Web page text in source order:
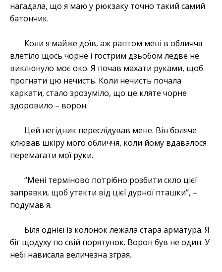
нагадала, що я маю у рюкзаку точно такий самий
батончик.
Коли я майже доїв, аж раптом мені в обличчя
влетіло щось чорне і гострим дзьобом ледве не
виклюнуло моє око. Я почав махати руками, щоб
прогнати цю нечисть. Коли нечисть почала
каркати, стало зрозуміло, що це кляте чорне
здоровило – ворон.
Цей негідник переслідував мене. Він боляче
клював шкіру мого обличчя, коли йому вдавалося
перемагати мої руки.
“Мені терміново потрібно розбити скло цієї
заправки, щоб утекти від цієї дурної пташки”, –
подумав я.
Біля однієї із колонок лежала стара арматура. Я
біг щодуху по свій порятунок. Ворон був не один. У
небі нависала величезна зграя.